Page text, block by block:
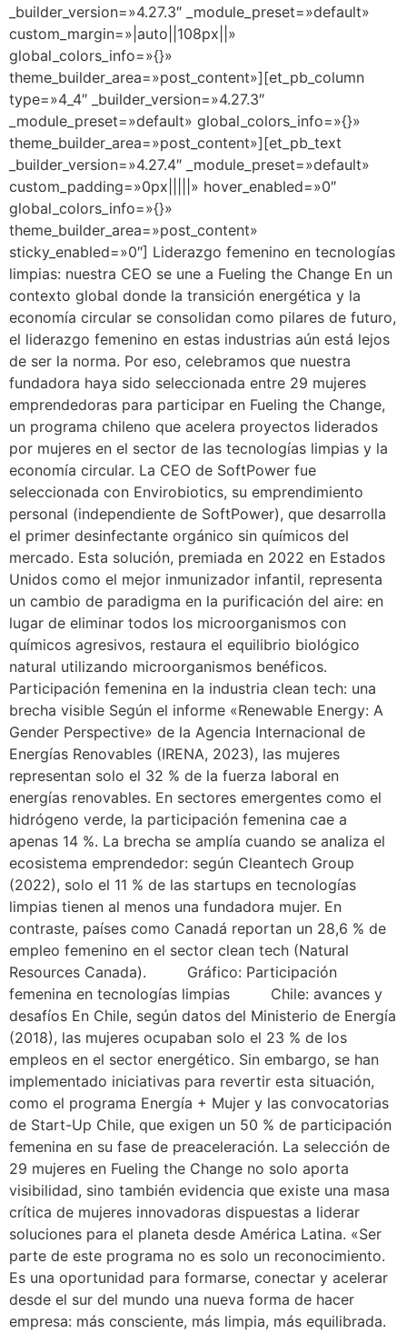
_builder_version=»4.27.3″ _module_preset=»default»
custom_margin=»|auto||108px||»
global_colors_info=»{}»
theme_builder_area=»post_content»][et_pb_column
type=»4_4″ _builder_version=»4.27.3″
_module_preset=»default» global_colors_info=»{}»
theme_builder_area=»post_content»][et_pb_text
_builder_version=»4.27.4″ _module_preset=»default»
custom_padding=»0px|||||» hover_enabled=»0″
global_colors_info=»{}»
theme_builder_area=»post_content»
sticky_enabled=»0″] Liderazgo femenino en tecnologías
limpias: nuestra CEO se une a Fueling the Change En un
contexto global donde la transición energética y la
economía circular se consolidan como pilares de futuro,
el liderazgo femenino en estas industrias aún está lejos
de ser la norma. Por eso, celebramos que nuestra
fundadora haya sido seleccionada entre 29 mujeres
emprendedoras para participar en Fueling the Change,
un programa chileno que acelera proyectos liderados
por mujeres en el sector de las tecnologías limpias y la
economía circular. La CEO de SoftPower fue
seleccionada con Envirobiotics, su emprendimiento
personal (independiente de SoftPower), que desarrolla
el primer desinfectante orgánico sin químicos del
mercado. Esta solución, premiada en 2022 en Estados
Unidos como el mejor inmunizador infantil, representa
un cambio de paradigma en la purificación del aire: en
lugar de eliminar todos los microorganismos con
químicos agresivos, restaura el equilibrio biológico
natural utilizando microorganismos benéficos.
Participación femenina en la industria clean tech: una
brecha visible Según el informe «Renewable Energy: A
Gender Perspective» de la Agencia Internacional de
Energías Renovables (IRENA, 2023), las mujeres
representan solo el 32 % de la fuerza laboral en
energías renovables. En sectores emergentes como el
hidrógeno verde, la participación femenina cae a
apenas 14 %. La brecha se amplía cuando se analiza el
ecosistema emprendedor: según Cleantech Group
(2022), solo el 11 % de las startups en tecnologías
limpias tienen al menos una fundadora mujer. En
contraste, países como Canadá reportan un 28,6 % de
empleo femenino en el sector clean tech (Natural
Resources Canada). Gráfico: Participación
femenina en tecnologías limpias Chile: avances y
desafíos En Chile, según datos del Ministerio de Energía
(2018), las mujeres ocupaban solo el 23 % de los
empleos en el sector energético. Sin embargo, se han
implementado iniciativas para revertir esta situación,
como el programa Energía + Mujer y las convocatorias
de Start-Up Chile, que exigen un 50 % de participación
femenina en su fase de preaceleración. La selección de
29 mujeres en Fueling the Change no solo aporta
visibilidad, sino también evidencia que existe una masa
crítica de mujeres innovadoras dispuestas a liderar
soluciones para el planeta desde América Latina. «Ser
parte de este programa no es solo un reconocimiento.
Es una oportunidad para formarse, conectar y acelerar
desde el sur del mundo una nueva forma de hacer
empresa: más consciente, más limpia, más equilibrada.